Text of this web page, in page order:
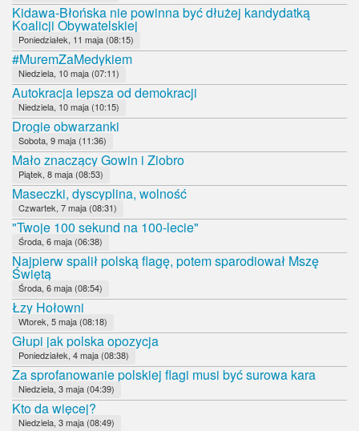
Kidawa-Błońska nie powinna być dłużej kandydatką
Koalicji Obywatelskiej
Poniedziałek, 11 maja (08:15)
#MuremZaMedykiem
Niedziela, 10 maja (07:11)
Autokracja lepsza od demokracji
Niedziela, 10 maja (10:15)
Drogie obwarzanki
Sobota, 9 maja (11:36)
Mało znaczący Gowin i Ziobro
Piątek, 8 maja (08:53)
Maseczki, dyscyplina, wolność
Czwartek, 7 maja (08:31)
"Twoje 100 sekund na 100-lecie"
Środa, 6 maja (06:38)
Najpierw spalił polską flagę, potem sparodiował Mszę
Świętą
Środa, 6 maja (08:54)
Łzy Hołowni
Wtorek, 5 maja (08:18)
Głupi jak polska opozycja
Poniedziałek, 4 maja (08:38)
Za sprofanowanie polskiej flagi musi być surowa kara
Niedziela, 3 maja (04:39)
Kto da więcej?
Niedziela, 3 maja (08:49)